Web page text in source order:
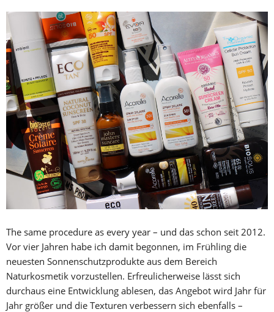
The same procedure as every year – und das schon seit 2012.
Vor vier Jahren habe ich damit begonnen, im Frühling die
neuesten Sonnenschutzprodukte aus dem Bereich
Naturkosmetik vorzustellen. Erfreulicherweise lässt sich
durchaus eine Entwicklung ablesen, das Angebot wird Jahr für
Jahr größer und die Texturen verbessern sich ebenfalls –